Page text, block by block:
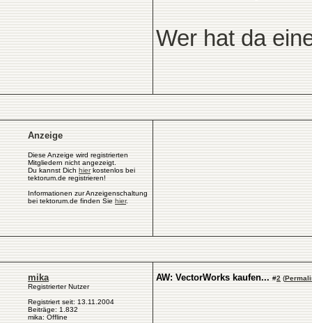
Wer hat da
Anzeige
Diese Anzeige wird registrierten
Mitgliedern nicht angezeigt.
Du kannst Dich hierkostenlos bei
tektorum.de registrieren!
Informationen zur Anzeigenschaltung
bei tektorum.de finden Sie hier.
mika
Registrierter Nutzer
Registriert seit: 13.11.2004
Beiträge: 1.832
mika: Offline
AW: VectorWorks kaufen... #2 (